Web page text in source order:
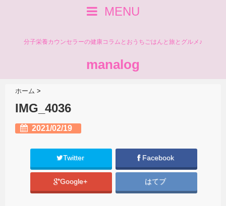
MENU
分子栄養カウンセラーの健康コラムとおうちごはんと旅とグルメ♪
manalog
ホーム >
IMG_4036
2021/02/19
Twitter Facebook
Google+ はてブ